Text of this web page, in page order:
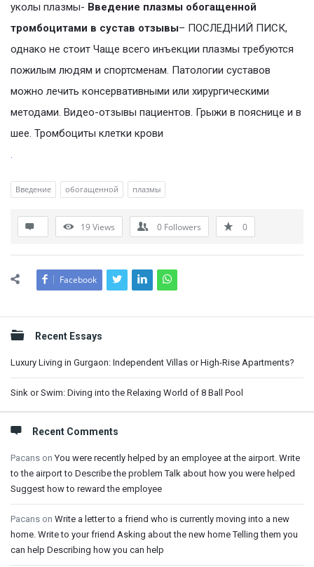
уколы плазмы- Введение плазмы обогащенной
тромбоцитами в сустав отзывы– ПОСЛЕДНИЙ ПИСК,
однако не стоит Чаще всего инъекции плазмы требуются
пожилым людям и спортсменам. Патологии суставов
можно лечить консервативными или хирургическими
методами. Видео-отзывы пациентов. Грыжи в пояснице и в
шее. Тромбоциты клетки крови
.
Введение обогащенной плазмы
19Views 0 Followers 0
Facebook
Sidebar
Recent Essays
Luxury Living in Gurgaon: Independent Villas or High-Rise Apartments?
Sink or Swim: Diving into the Relaxing World of 8 Ball Pool
Recent Comments
Pacans onYou were recently helped by an employee at the airport. Write
to the airport to Describe the problem Talk about how you were helped
Suggest how to reward the employee
Pacans on Write a letter to a friend who is currently moving into a new
home. Write to your friend Asking about the new home Telling them you
can help Describing how you can help